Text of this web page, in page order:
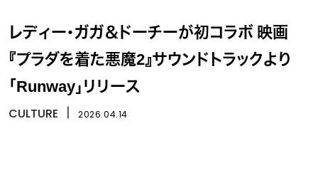
レディー・ガガ＆ドーチーが初コラボ 映画
『プラダを着た悪魔2』サウンドトラックより
「Runway」リリース
CULTURE 2026.04.14